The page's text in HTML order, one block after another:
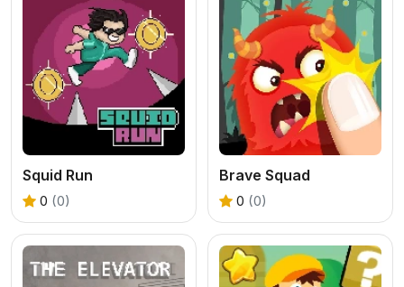
Squid Run
0 (0)
Brave Squad
0 (0)